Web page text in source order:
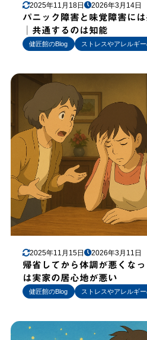
2025年11月18日 2026年3月14日
パニック障害と味覚障害に
│共通するのは知能
健匠館のBlog ストレスやアレルギ
2025年11月15日 2026年3月11日
帰省してから体調が悪くな
は実家の居心地が悪い
健匠館のBlog
ストレスやアレルギ